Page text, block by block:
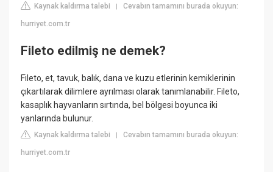
Kaynak kaldırma talebi |Cevabın tamamını burada okuyun:
hurriyet.com.tr
Fileto edilmiş ne demek?
Fileto, et, tavuk, balık, dana ve kuzu etlerinin kemiklerinin
çıkartılarak dilimlere ayrılması olarak tanımlanabilir. Fileto,
kasaplık hayvanların sırtında, bel bölgesi boyunca iki
yanlarında bulunur.
Kaynak kaldırma talebi |Cevabın tamamını burada okuyun:
hurriyet.com.tr